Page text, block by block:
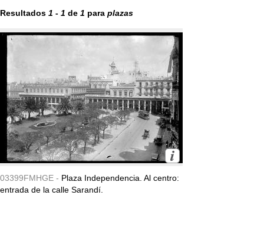
Resultados 1 - 1 de 1 para plazas
03399FMHGE - Plaza Independencia. Al centro:
entrada de la calle Sarandí.